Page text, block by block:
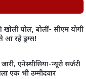
पोल, बोलीं- सीएम योगी
आ रहे ड्रग्स!
एनेस्थीसिया-न्यूरो सर्जरी
एक भी उम्मीदवार